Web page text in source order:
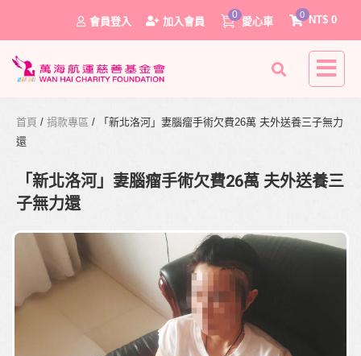
會員登入 加入會員
0
愛心車
0
NT$ 0
0
首頁 / 捐款專區 / 「新北洛河」妻腦瘤手術欠費26萬 夫外送養三子無力
還
「新北洛河」妻腦瘤手術欠費26萬 夫外送養三
子無力還